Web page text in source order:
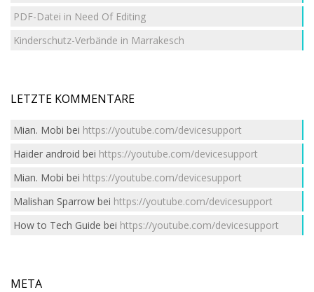
PDF-Datei in Need Of Editing
Kinderschutz-Verbände in Marrakesch
LETZTE KOMMENTARE
Mian. Mobi bei https://youtube.com/devicesupport
Haider android bei https://youtube.com/devicesupport
Mian. Mobi bei https://youtube.com/devicesupport
Malishan Sparrowbei https://youtube.com/devicesupport
How to Tech Guide bei https://youtube.com/devicesupport
META